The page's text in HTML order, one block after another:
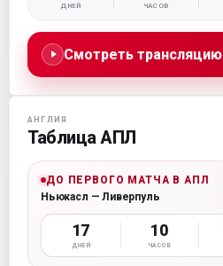
ДНЕЙ ЧАСОВ
Смотреть трансляцию
АНГЛИЯ
Таблица АПЛ
ДО ПЕРВОГО МАТЧА В АПЛ
Ньюкасл — Ливерпуль
17
ДНЕЙ
10
ЧАСОВ